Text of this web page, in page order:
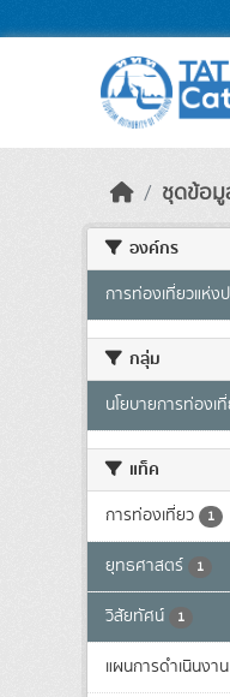
ชุดข้อ
องค์กร
การท่องเที่ยวแห่ง
กลุ่ม
นโยบายการท่องเ
แท็ค
การท่องเที่ยว 1
ยุทธศาสตร์ 1
วิสัยทัศน์ 1
แผนการดำเนินงาน